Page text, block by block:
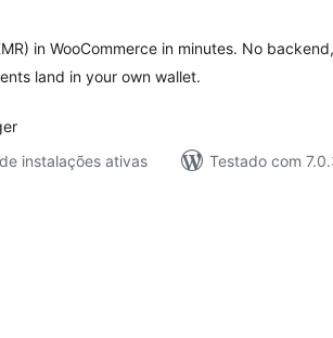
in WooCommerce in minutes. No
land in your own wallet.
instalações ativas
Testado com